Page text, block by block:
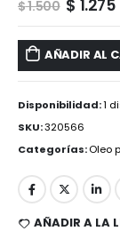
$1.500 $ 1.275
AÑADIR AL
Disponibilidad:1
SKU:320566
Categorías:Oleo
AÑADIR A LA